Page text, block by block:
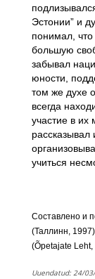
Эстонии” и
понимал,
большую
забывал
юности,
том же духе
всегда
участие в их
рассказывал
учиться
Составлено и
(Таллинн,
(Õpetajate
Uuendatud: 24/